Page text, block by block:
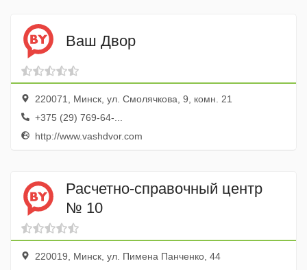
Ваш Двор
220071, Минск, ул. Смолячкова, 9, комн. 21
+375 (29) 769-64-...
http://www.vashdvor.com
Расчетно-справочный центр
№ 10
220019, Минск, ул. Пимена Панченко, 44